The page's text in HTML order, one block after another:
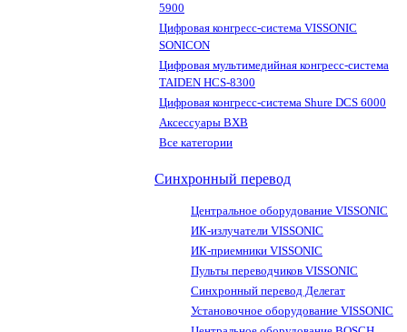
5900
Цифровая конгресс-система VISSONIC
SONICON
Цифровая мультимедийная конгресс-система
TAIDEN HCS-8300
Цифровая конгресс-система Shure DCS 6000
Аксессуары BXB
Все категории
Синхронный перевод
Центральное оборудование VISSONIC
ИК-излучатели VISSONIC
ИК-приемники VISSONIC
Пульты переводчиков VISSONIC
Синхронный перевод Делегат
Установочное оборудование VISSONIC